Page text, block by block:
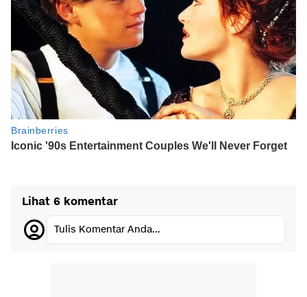
Lihat 6 komentar
Tulis Komentar Anda...